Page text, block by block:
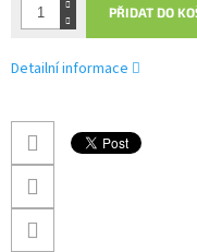
PŘIDAT DO
Detailní informace